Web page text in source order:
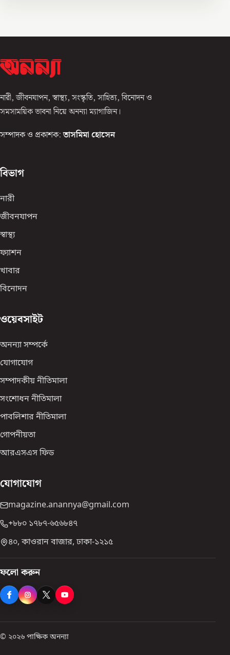
নারী, জীবনযাপন, স্বাস্থ্য, সংস্কৃতি, সাহিত্য, বিনোদন ও
সমসাময়িক ভাবনা নিয়ে অনন্যা ম্যাগাজিন।
সম্পাদক ও প্রকাশক: তাসমিমা হোসেন
বিভাগ
নারী
জীবনযাপন
স্বাস্থ্য
ফ্যাশন
খাবার
বিনোদন
ওয়েবসাইট
অনন্যা সম্পর্কে
যোগাযোগ
সম্পাদকীয় নীতিমালা
সংশোধন নীতিমালা
পাবলিশার নীতিমালা
গোপনীয়তা
আরএসএস ফিড
যোগাযোগ
magazine.anannya@gmail.com
+৮৮০ ১৭৮৭-৬৫৬৮৪৭
৪০, কাওরান বাজার, ঢাকা-১২১৫
ফলো করুন
© ২০২৬ পাক্ষিক অনন্যা